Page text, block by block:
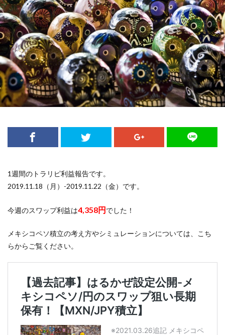
1週間のトラリピ利益報告です。
2019.11.18（月）-2019.11.22（金）です。
今週のスワップ利益は4,358円でした！
メキシコペソ積立の考え方やシミュレーションについては、こち
らからご覧ください。